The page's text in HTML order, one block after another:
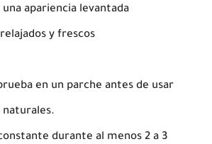
apariencia levantada
y frescos
en un parche antes de usar
naturales.
durante al menos 2 a 3